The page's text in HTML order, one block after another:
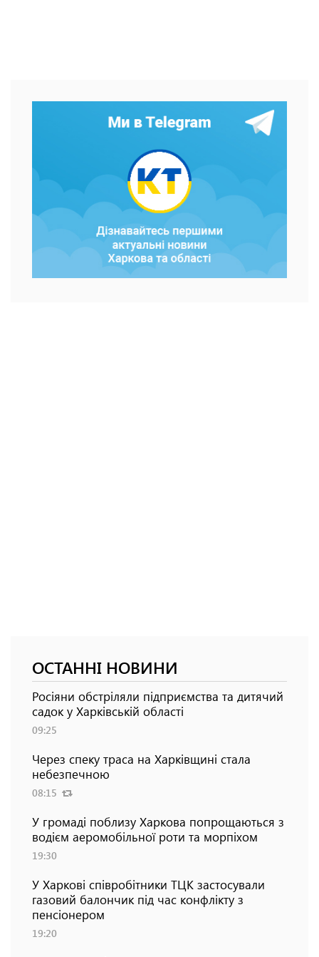
ОСТАННІ НОВИНИ
Росіяни обстріляли підприємства та дитячий
садок у Харківській області
09:25
Через спеку траса на Харківщині стала
небезпечною
08:15
У громаді поблизу Харкова попрощаються з
водієм аеромобільної роти та морпіхом
19:30
У Харкові співробітники ТЦК застосували
газовий балончик під час конфлікту з
пенсіонером
19:20